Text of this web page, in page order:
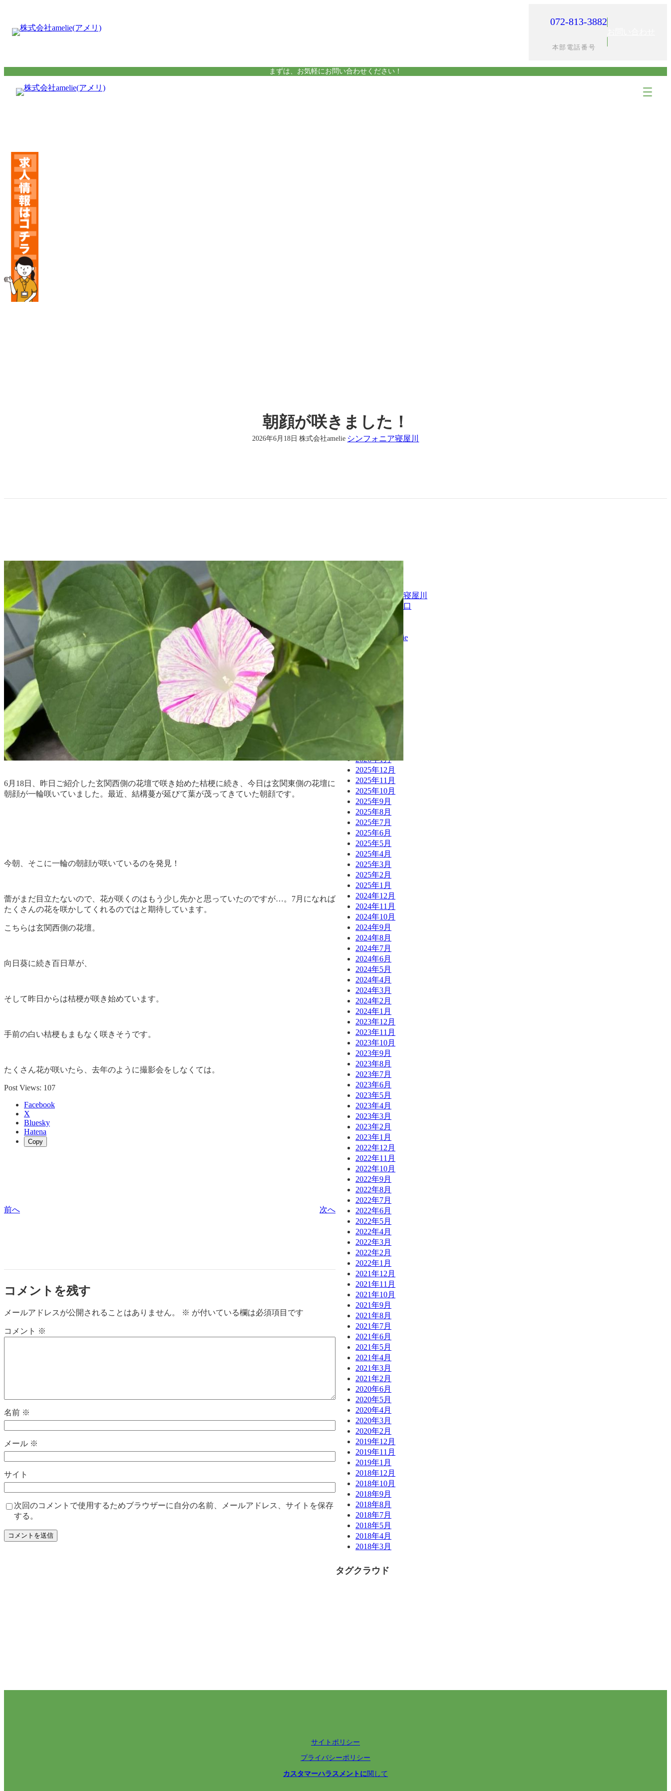
072-813-3882
本部電話番号
まずは、お気軽にお問い合わせください！
朝顔が咲きました！
2026年6月18日 株式会社amelie シンフォニア寝屋川
6月18日、昨日ご紹介した玄関西側の花壇で咲き始めた桔梗に続き、今日は玄関東側の花壇に
朝顔が一輪咲いていました。最近、結構蔓が延びて葉が茂ってきていた朝顔です。
今朝、そこに一輪の朝顔が咲いているのを発見！
蕾がまだ目立たないので、花が咲くのはもう少し先かと思っていたのですが…。7月になれば
たくさんの花を咲かしてくれるのではと期待しています。
こちらは玄関西側の花壇。
向日葵に続き百日草が、
そして昨日からは桔梗が咲き始めています。
手前の白い桔梗もまもなく咲きそうです。
たくさん花が咲いたら、去年のように撮影会をしなくては。
Post Views: 107
Facebook
X
Bluesky
Hatena
Copy
前へ 次へ
コメントを残す
メールアドレスが公開されることはありません。 ※ が付いている欄は必須項目です
コメント ※
名前 ※
メール ※
サイト
次回のコメントで使用するためブラウザーに自分の名前、メールアドレス、サイトを保存
する。
カテゴリー
シンフォニア寝屋川
ピアニシモ守口
フォルテ枚方
未分類
株式会社amelie
アーカイブ
2026年7月
2026年6月
2026年5月
2026年4月
2026年3月
2026年2月
2026年1月
2025年12月
2025年11月
2025年10月
2025年9月
2025年8月
2025年7月
2025年6月
2025年5月
2025年4月
2025年3月
2025年2月
2025年1月
2024年12月
2024年11月
2024年10月
2024年9月
2024年8月
2024年7月
2024年6月
2024年5月
2024年4月
2024年3月
2024年2月
2024年1月
2023年12月
2023年11月
2023年10月
2023年9月
2023年8月
2023年7月
2023年6月
2023年5月
2023年4月
2023年3月
2023年2月
2023年1月
2022年12月
2022年11月
2022年10月
2022年9月
2022年8月
2022年7月
2022年6月
2022年5月
2022年4月
2022年3月
2022年2月
2022年1月
2021年12月
2021年11月
2021年10月
2021年9月
2021年8月
2021年7月
2021年6月
2021年5月
2021年4月
2021年3月
2021年2月
2020年6月
2020年5月
2020年4月
2020年3月
2020年2月
2019年12月
2019年11月
2019年1月
2018年12月
2018年10月
2018年9月
2018年8月
2018年7月
2018年5月
2018年4月
2018年3月
タグクラウド
サイトポリシー
プライバシーポリシー
カスタマーハラスメントに関して